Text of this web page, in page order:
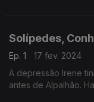
Solípedes,
Ep. 1
17 fev. 2024
A depressão Irene
antes de Alpalhão.